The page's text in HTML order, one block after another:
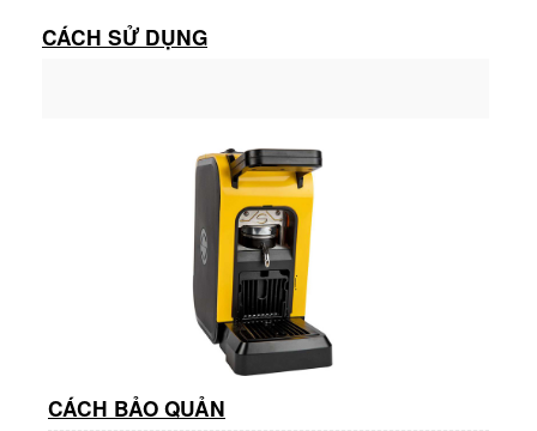
CÁCH SỬ DỤNG
CÁCH BẢO QUẢN